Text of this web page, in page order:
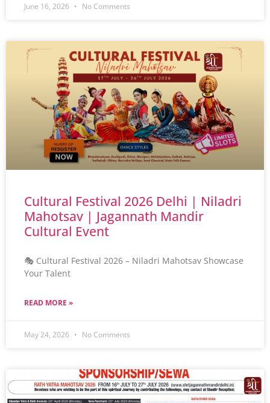
June 16, 2026 No Comments
Cultural Festival 2026 Delhi | Niladri
Mahotsav | Jagannath Mandir
Cultural Event
🎭 Cultural Festival 2026 – Niladri Mahotsav Showcase
Your Talent
READ MORE »
May 24, 2026 No Comments